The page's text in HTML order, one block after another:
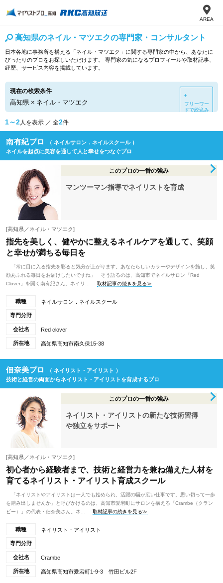
AREA
高知県のネイル・マツエクの専門家・コンサルタント
日本各地に事務所を構える「ネイル・マツエク」に関する専門家の中から、あなたに
ぴったりのプロをお探しいただけます。 専門家の気になるプロフィールや取材記事、
経歴、サービス内容を掲載しています。
現在の検索条件
高知県 × ネイル・マツエク
＋
フリーワー
ドで絞込み
1～2人を表示 ／ 全2件
南有紀プロ
（ ネイルサロン．ネイルスクール ）
ネイルを起点に美容を通して人と幸せをつなぐプロ
このプロの一番の強み
マンツーマン指導でネイリストを育成
[高知県／ネイル・マツエク]
指先を美しく、健やかに整えるネイルケアを通して、笑顔
と幸せが満ちる毎日を
「常に目に入る指先を彩ると気分が上がります。あなたらしいカラーやデザインを施し、笑
顔あふれる毎日をお届けしたいですね」 そう語るのは、高知市でネイルサロン「Red
Clover」を開く南有紀さん。ネイリ...
取材記事の続きを見る≫
職種 ネイルサロン．ネイルスクール
専門分野
会社名 Red clover
所在地 高知県高知市南久保15-38
佃奈美プロ
（ ネイリスト・アイリスト ）
技術と経営の両面からネイリスト・アイリストを育成するプロ
このプロの一番の強み
ネイリスト・アイリストの新たな技術習得
や独立をサポート
[高知県／ネイル・マツエク]
初心者から経験者まで、技術と経営力を兼ね備えた人材を
育てるネイリスト・アイリスト育成スクール
「ネイリストやアイリストは一人でも始められ、活躍の幅が広い仕事です。思い切って一歩
を踏み出しませんか」と呼びかけるのは、高知市愛宕町にサロンを構える「Crambe（クラン
ビー）」の代表・佃奈美さん。ネ...
取材記事の続きを見る≫
職種 ネイリスト・アイリスト
専門分野
会社名 Crambe
所在地 高知県高知市愛宕町1-9-3 竹田ビル2F